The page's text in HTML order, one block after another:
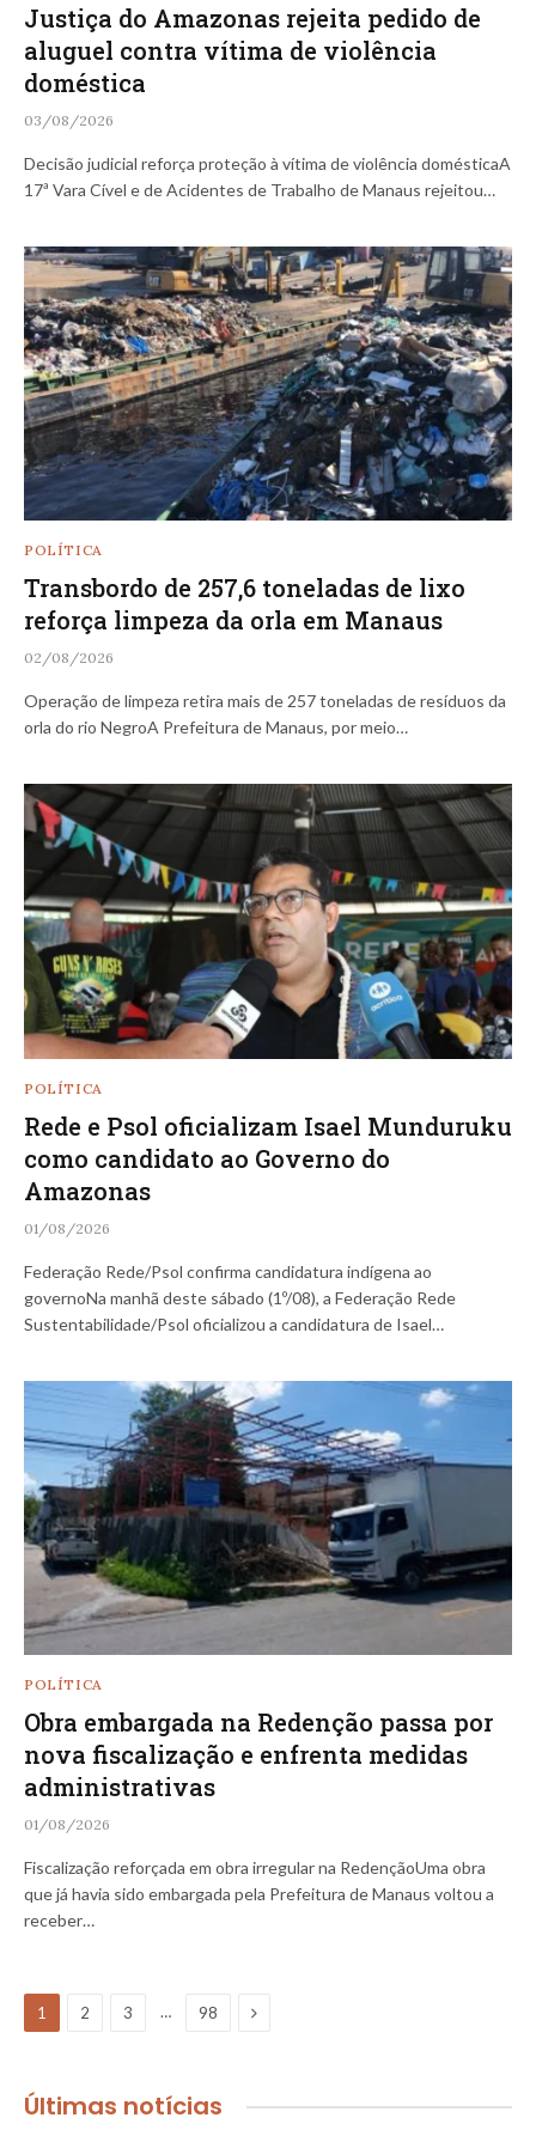
Justiça do Amazonas rejeita pedido de
aluguel contra vítima de violência
doméstica
03/08/2026
Decisão judicial reforça proteção à vítima de violência domésticaA
17ª Vara Cível e de Acidentes de Trabalho de Manaus rejeitou…
POLÍTICA
Transbordo de 257,6 toneladas de lixo
reforça limpeza da orla em Manaus
02/08/2026
Operação de limpeza retira mais de 257 toneladas de resíduos da
orla do rio NegroA Prefeitura de Manaus, por meio…
POLÍTICA
Rede e Psol oficializam Isael Munduruku
como candidato ao Governo do
Amazonas
01/08/2026
Federação Rede/Psol confirma candidatura indígena ao
governoNa manhã deste sábado (1º/08), a Federação Rede
Sustentabilidade/Psol oficializou a candidatura de Isael…
POLÍTICA
Obra embargada na Redenção passa por
nova fiscalização e enfrenta medidas
administrativas
01/08/2026
Fiscalização reforçada em obra irregular na RedençãoUma obra
que já havia sido embargada pela Prefeitura de Manaus voltou a
receber…
1 2 3 … 98 Next
Últimas notícias